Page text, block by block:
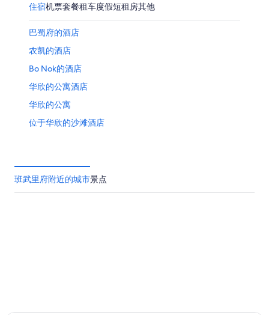
住宿机票套餐租车度假短租房其他
巴蜀府的酒店
农凯的酒店
Bo Nok的酒店
华欣的公寓酒店
华欣的公寓
位于华欣的沙滩酒店
华欣的酒店
华欣的别墅
班武里府附近的城市景点